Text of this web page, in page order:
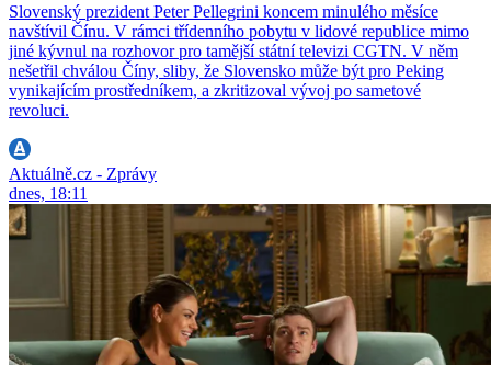
Slovenský prezident Peter Pellegrini koncem minulého měsíce
navštívil Čínu. V rámci třídenního pobytu v lidové republice mimo
jiné kývnul na rozhovor pro tamější státní televizi CGTN. V něm
nešetřil chválou Číny, sliby, že Slovensko může být pro Peking
vynikajícím prostředníkem, a zkritizoval vývoj po sametové
revoluci.
Aktuálně.cz - Zprávy
dnes, 18:11